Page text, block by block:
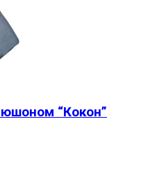
“Кокон”